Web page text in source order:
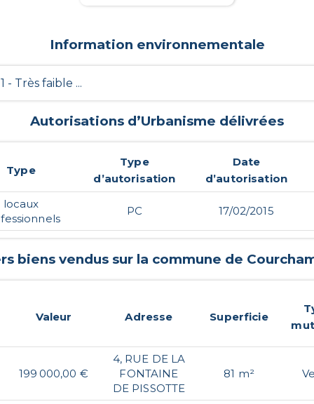
Information environnementale
- Très faible ...
Autorisations d’Urbanisme délivrées
Type
Type
d’autorisation
Date
d’autorisation
locaux
PC 17/02/2015
biens vendus sur la commune de
Valeur Adresse Superficie
199 000,00 €
4, RUE DE LA
FONTAINE
DE PISSOTTE
81 m²